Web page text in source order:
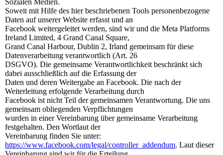
Soweit mit Hilfe des hier beschriebenen Tools personenbezogene
Daten auf unserer Website erfasst und an
Facebook weitergeleitet werden, sind wir und die Meta Platforms
Ireland Limited, 4 Grand Canal Square,
Grand Canal Harbour, Dublin 2, Irland gemeinsam für diese
Datenverarbeitung verantwortlich (Art. 26
DSGVO). Die gemeinsame Verantwortlichkeit beschränkt sich
dabei ausschließlich auf die Erfassung der
Daten und deren Weitergabe an Facebook. Die nach der
Weiterleitung erfolgende Verarbeitung durch
Facebook ist nicht Teil der gemeinsamen Verantwortung. Die uns
gemeinsam obliegenden Verpflichtungen
wurden in einer Vereinbarung über gemeinsame Verarbeitung
festgehalten. Den Wortlaut der
Vereinbarung finden Sie unter:
https://www.facebook.com/legal/controller_addendum. Laut dieser